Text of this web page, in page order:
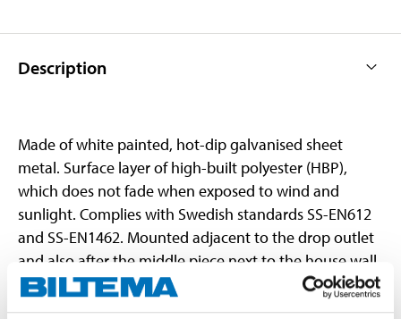
Description
Made of white painted, hot-dip galvanised sheet
metal. Surface layer of high-built polyester (HBP),
which does not fade when exposed to wind and
sunlight. Complies with Swedish standards SS-EN612
and SS-EN1462. Mounted adjacent to the drop outlet
and also after the middle piece next to the house wall.